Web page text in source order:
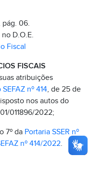
pág. 06.
D.O.E.
Fiscal
FISCAIS
atribuições
nº 414, de 25 de
nos autos do
011896/2022;
7º da Portaria SSER nº
nº 414/2022.